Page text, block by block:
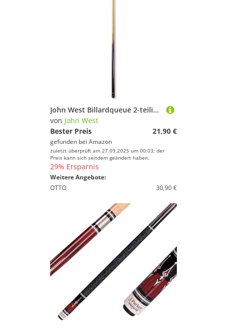
John West Billardqueue 2-teilig 145 cm
von John West
Bester Preis
21,90 €
gefunden bei Amazon
zuletzt überprüft am 27.09.2025 um 00:03; der
Preis kann sich seitdem geändert haben.
29% Ersparnis
Weitere Angebote:
OTTO
30,90 €